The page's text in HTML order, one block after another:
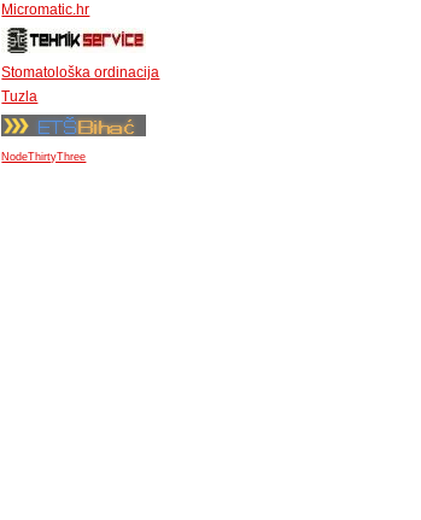
Micromatic.hr
Stomatološka ordinacija
Tuzla
NodeThirtyThree